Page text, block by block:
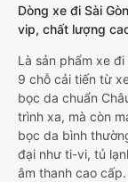
Dòng xe đi Sài
vip, chất lượng
Là sản phẩm xe
9 chỗ cải tiến từ
bọc da chuẩn
trình xa, mà còn
bọc da bình
đại như ti-vi, tủ
âm thanh cao